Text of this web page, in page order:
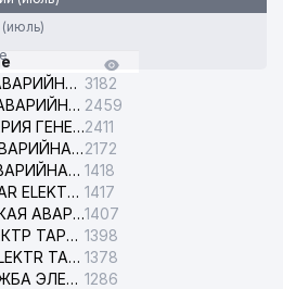
ЯШНАБАДСКАЯ АВАРИЙНАЯ СЛУЖБА ЭЛЕКТРОСЕТИ 3182
ЧИЛАНЗАРСКАЯ АВАРИЙНАЯ СЛУЖБА ЭЛЕКТРОСЕТИ 2459
ТЕЛЕФОНЫ ДОВЕРИЯ ГЕНЕРАЛЬНОЙ ПРОКУРАТУРЫ РЕСПУБЛИКИ УЗБЕКИСТАН2411
АЛМАЗАРСКАЯ АВАРИЙНАЯ СЛУЖБА ЭЛЕКТРОСЕТИ2172
УЧТЕПИНСКАЯ АВАРИЙНАЯ СЛУЖБА ЭЛЕКТРОСЕТИ 1418
TOSHKENT SHAHAR ELEKTR TARMOQLARI KORXONASI АО 1417
ШАЙХАНТАХУРСКАЯ АВАРИЙНАЯ СЛУЖБА ЭЛЕКТРОСЕТИ1407
САМАРКАНД ЭЛЕКТР ТАРМОКЛАРИ АО 1398
SURHONDARYO ELEKTR TARMOKLARI АО 1378
АВАРИЙНАЯ СЛУЖБА ЭЛЕКТРОСЕТИ ТАШКЕНТСКОГО РАЙОНА 1286